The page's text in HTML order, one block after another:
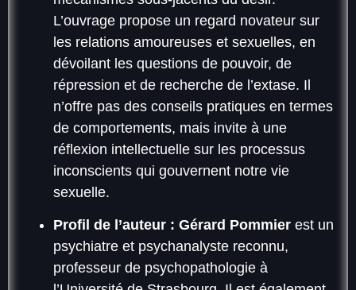
L’ouvrage propose un regard novateur sur
les relations amoureuses et sexuelles, en
dévoilant les questions de pouvoir, de
répression et de recherche de l’extase. Il
n’offre pas des conseils pratiques en termes
de comportements, mais invite à une
réflexion intellectuelle sur les processus
inconscients qui gouvernent notre vie
sexuelle.
Profil de l’auteur : Gérard Pommier est un
psychiatre et psychanalyste reconnu,
professeur de psychopathologie à